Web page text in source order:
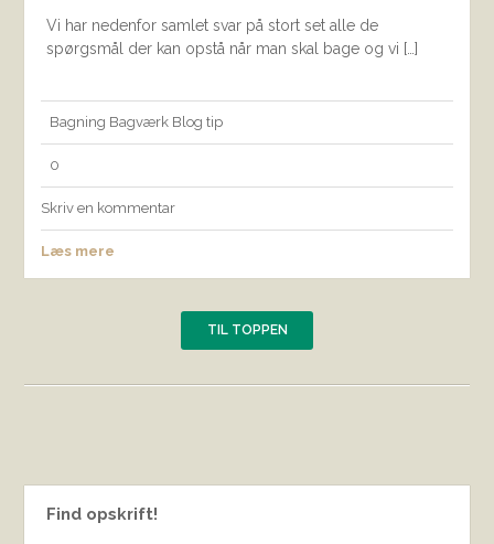
Vi har nedenfor samlet svar på stort set alle de
spørgsmål der kan opstå når man skal bage og vi […]
Bagning Bagværk Blog tip
0
Skriv en kommentar
Læs mere
TIL TOPPEN
Find opskrift!